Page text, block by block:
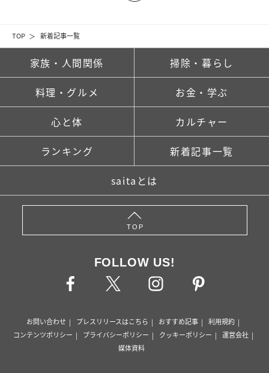
TOP 新着記事一覧
家族・人間関係 掃除・暮らし
料理・グルメ お金・学ぶ
心と体 カルチャー
ランキング 新着記事一覧
saitaとは
TOP
FOLLOW US!
お問い合わせ プレスリリースはこちら おすすめ記事
利用規約
コンテンツポリシー
プライバシーポリシー クッキーポリシー
運営会社
媒体資料